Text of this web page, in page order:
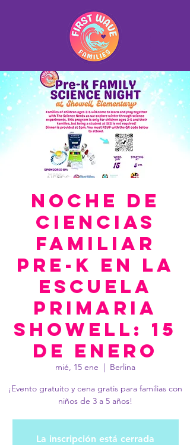
Noche de
Ciencias
Familiar
Pre-K en la
Escuela
Primaria
Showell: 15
de enero
mié, 15 ene
  |
Berlina
¡Evento gratuito y cena gratis para familias con
niños de 3 a 5 años!
La inscripción está cerrada